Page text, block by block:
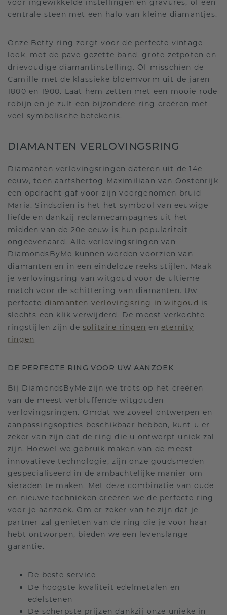
voor ingewikkelde instellingen en gravures, of een
centrale steen met een halo van kleine diamantjes.
Onze Betty ring zorgt voor de perfecte vintage
look, met de pave gezette band, grote zetpoten en
drievoudige diamantinstelling. Of misschien de
Camille met de klassieke bloemvorm uit de jaren
1800 en 1900. Laat hem zetten met een mooie rode
robijn en je zult een bijzondere ring creëren met
veel symbolische betekenis.
DIAMANTEN VERLOVINGSRING
Diamanten verlovingsringen dateren uit de 14e
eeuw, toen aartshertog Maximiliaan van Oostenrijk
een opdracht gaf voor zijn voorgenomen bruid
Maria. Sindsdien is het het symbool van eeuwige
liefde en dankzij reclamecampagnes uit het
midden van de 20e eeuw is hun populariteit
ongeëvenaard. Alle verlovingsringen van
DiamondsByMe kunnen worden voorzien van
diamanten en in een eindeloze reeks stijlen. Maak
je verlovingsring van witgoud voor de ultieme
match voor de schittering van diamanten. Uw
perfecte diamanten verlovingsring in witgoud is
slechts een klik verwijderd. De meest verkochte
ringstijlen zijn de solitaire ringen eneternity
ringen
DE PERFECTE RING VOOR UW AANZOEK
Bij DiamondsByMe zijn we trots op het creëren
van de meest verbluffende witgouden
verlovingsringen. Omdat we zoveel ontwerpen en
aanpassingsopties beschikbaar hebben, kunt u er
zeker van zijn dat de ring die u ontwerpt uniek zal
zijn. Hoewel we gebruik maken van de meest
innovatieve technologie, zijn onze goudsmeden
gespecialiseerd in de ambachtelijke manier om
sieraden te maken. Met deze combinatie van oude
en nieuwe technieken creëren we de perfecte ring
voor je aanzoek. Om er zeker van te zijn dat je
partner zal genieten van de ring die je voor haar
hebt ontworpen, bieden we een levenslange
garantie.
De beste service
De hoogste kwaliteit edelmetalen en
edelstenen
De scherpste prijzen dankzij onze unieke in-